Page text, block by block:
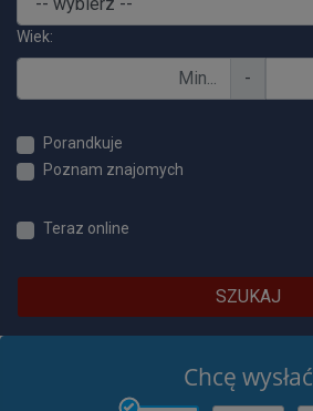
Wiek:
-
Porandkuje
Poznam znajomych
Teraz online
SZUKAJ
Chcę wysłać